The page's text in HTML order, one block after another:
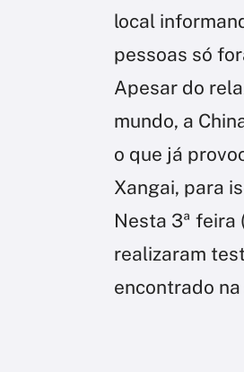
local
pessoas só
Apesar do
mundo, a
o que já
Xangai, para
Nesta 3ª feira
realizaram
encontrado